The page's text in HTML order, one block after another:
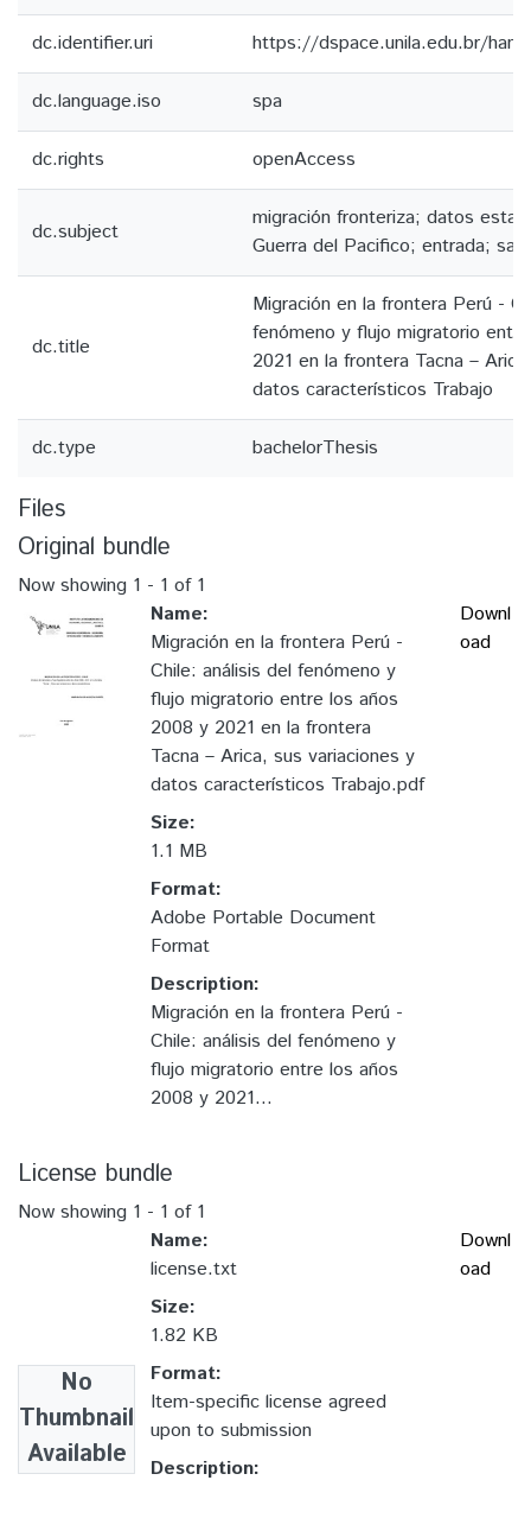
dc.identifier.uri https://dspace.unila.edu.br/
dc.language.iso spa
dc.rights openAccess
dc.subject
migración fronteriza; datos
Guerra del Pacifico; entrada;
dc.title
Migración en la frontera Perú -
fenómeno y flujo migratorio
2021 en la frontera Tacna –
datos característicos Trabajo
dc.type bachelorThesis
Files
Original bundle
Now showing 1 - 1 of 1
Name:
Migración en la frontera Perú -
Chile: análisis del fenómeno y
flujo migratorio entre los años
2008 y 2021 en la frontera
Tacna – Arica, sus variaciones y
datos característicos Trabajo.pdf
Size:
1.1 MB
Format:
Adobe Portable Document
Format
Description:
Migración en la frontera Perú -
Chile: análisis del fenómeno y
flujo migratorio entre los años
2008 y 2021...
Downl
oad
License bundle
Now showing 1 - 1 of 1
No
Thumbnail
Available
Name:
license.txt
Size:
1.82 KB
Format:
Item-specific license agreed
upon to submission
Description:
Downl
oad